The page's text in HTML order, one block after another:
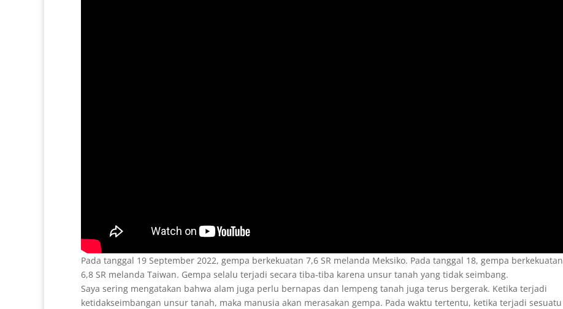
Pada tanggal 19 September 2022, gempa berkekuatan 7,6 SR melanda Meksiko. Pada tanggal 18, gempa berkekuatan
6,8 SR melanda Taiwan. Gempa selalu terjadi secara tiba-tiba karena unsur tanah yang tidak seimbang.
Saya sering mengatakan bahwa alam juga perlu bernapas dan lempeng tanah juga terus bergerak. Ketika terjadi
ketidakseimbangan unsur tanah, maka manusia akan merasakan gempa. Pada waktu tertentu, ketika terjadi sesuatu